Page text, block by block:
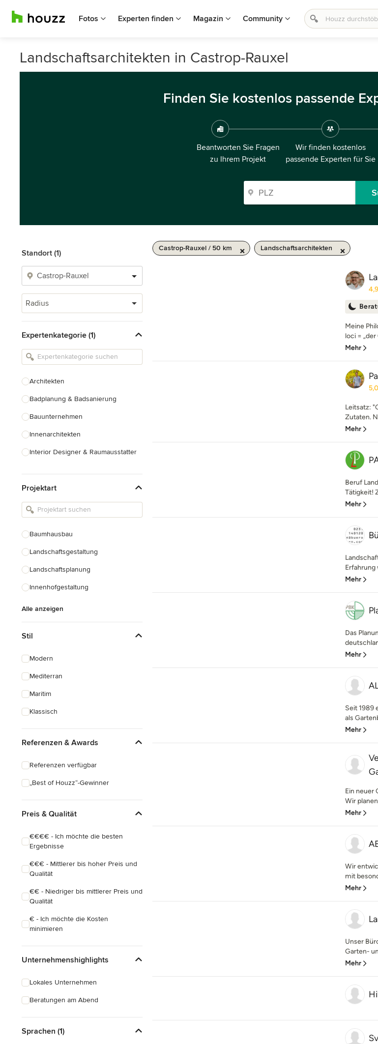
Fotos Experten finden Magazin Community
Landschaftsarchitekten in Castrop-Rauxel
Finden Sie kostenlos passende
Beantworten Sie Fragen
zu Ihrem Projekt
Wir finden kostenlos
passende Experten für Sie
Standort (1)
Radius
Expertenkategorie (1)
Architekten
Badplanung & Badsanierung
Bauunternehmen
Innenarchitekten
Interior Designer & Raumausstatter
Landschaftsarchitekten
Armaturen & Sanitärbedarf
Projektart
Baumhausbau
Landschaftsgestaltung
Landschaftsplanung
Innenhofgestaltung
Alle anzeigen
Stil
Modern
Mediterran
Maritim
Klassisch
Referenzen & Awards
Referenzen verfügbar
„Best of Houzz“-Gewinner
Preis & Qualität
€€€€ - Ich möchte die besten
Ergebnisse
€€€ - Mittlerer bis hoher Preis und
Qualität
€€ - Niedriger bis mittlerer Preis und
Qualität
€ - Ich möchte die Kosten
minimieren
Unternehmenshighlights
Lokales Unternehmen
Beratungen am Abend
Sprachen (1)
Castrop-Rauxel / 50 km Landschaftsarchitekten
4,9
Meine
loci =
Mehr
5,0
Leitsatz:
Zutaten.
Mehr
Beruf
Tätigkeit!
Mehr
Erfahrung
Mehr
Das
Mehr
Seit 1989
als
Mehr
Ein neuer
Wir
Mehr
Wir
mit
Mehr
Unser
Garten-
Mehr